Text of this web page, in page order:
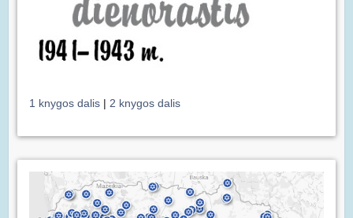
1 knygos dalis | 2 knygos dalis